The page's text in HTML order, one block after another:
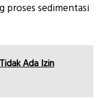
proses sedimentasi
Ada Izin